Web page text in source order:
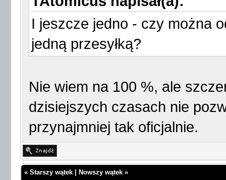
I jeszcze jedno - czy można
jedną przesyłką?
Nie wiem na 100 %, ale
dzisiejszych czasach nie
przynajmniej tak oficjalnie.
« Starszy wątek Nowszy wątek »